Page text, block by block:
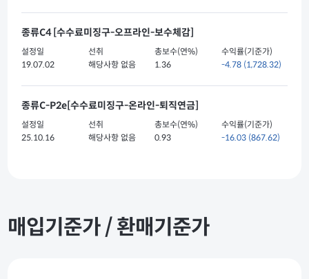
종류C4 [수수료미징구-오프라인-보수체감]
설정일
19.07.02
선취
해당사항 없음
총보수(연%)
1.36
수익률(기준가)
-4.78 (1,728.32)
종류C-P2e[수수료미징구-온라인-퇴직연금]
설정일
25.10.16
선취
해당사항 없음
총보수(연%)
0.93
수익률(기준가)
-16.03 (867.62)
매입기준가 / 환매기준가